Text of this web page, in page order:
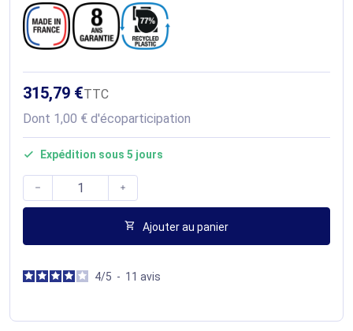
315,79 €TTC
Dont 1,00 € d'écoparticipation
 Expédition sous 5 jours
 
 Ajouter au panier
4/5 - 11 avis